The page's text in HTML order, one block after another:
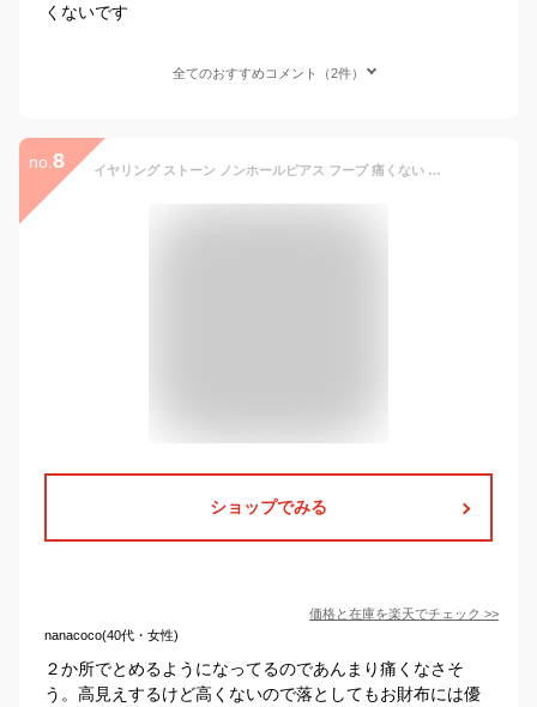
くないです
全てのおすすめコメント（2件）
no. 8 イヤリング ストーン ノンホールピアス フープ 痛くない 揺れる イヤーカフ ブランド シンプル ゴールド おしゃれ ノンホール ノンホールイヤリング ノントゥルー
ショップでみる
価格と在庫を楽天でチェック >>
nanacoco(40代・女性)
２か所でとめるようになってるのであんまり痛くなさそ
う。高見えするけど高くないので落としてもお財布には優